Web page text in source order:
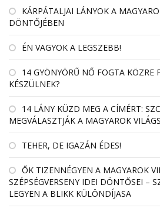
KÁRPÁTALJAI LÁNYOK A
DÖNTŐJÉBEN
ÉN VAGYOK A LEGSZEBB!
14 GYÖNYÖRŰ NŐ FOGTA KÖZRE
KÉSZÜLNEK?
14 LÁNY KÜZD MEG A CÍMÉRT:
MEGVÁLASZTJÁK A MAGYAROK
TEHER, DE IGAZÁN ÉDES!
ŐK TIZENNÉGYEN A MAGYAROK
SZÉPSÉGVERSENY IDEI DÖNTŐSEI –
LEGYEN A BLIKK KÜLÖNDÍJASA